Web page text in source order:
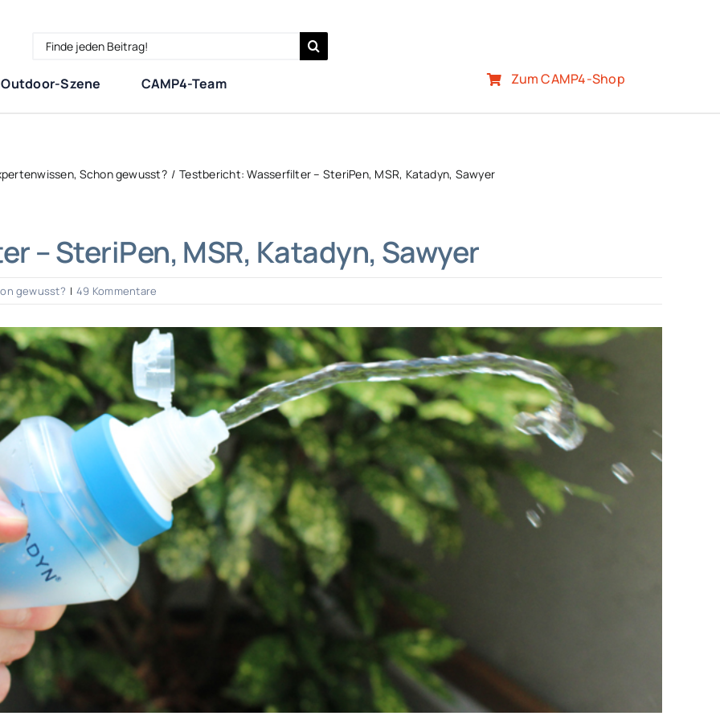
Search
Outdoor-Szene
CAMP4-Team Zum CAMP4-Shop
Schon gewusst? Testbericht: Wasserfilter – SteriPen, MSR, Katadyn, Sawyer
– SteriPen, MSR, Katadyn, Sawyer
gewusst? | 49 Kommentare